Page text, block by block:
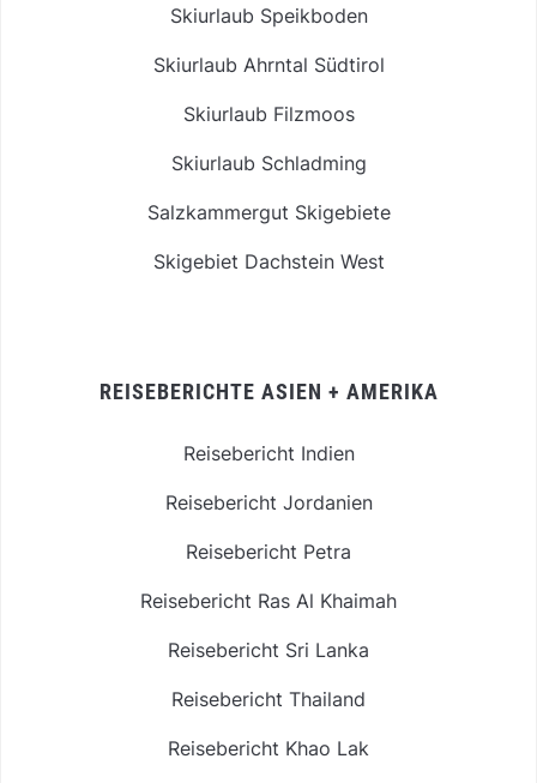
Skiurlaub Speikboden
Skiurlaub Ahrntal Südtirol
Skiurlaub Filzmoos
Skiurlaub Schladming
Salzkammergut Skigebiete
Skigebiet Dachstein West
REISEBERICHTE ASIEN + AMERIKA
Reisebericht Indien
Reisebericht Jordanien
Reisebericht Petra
Reisebericht Ras Al Khaimah
Reisebericht Sri Lanka
Reisebericht Thailand
Reisebericht Khao Lak